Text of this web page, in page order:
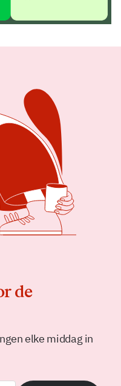
de
elke middag in